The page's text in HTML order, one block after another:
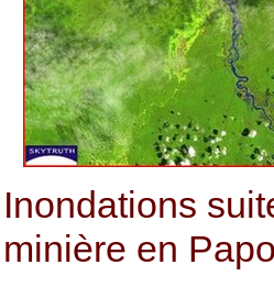
Inondations
minière en